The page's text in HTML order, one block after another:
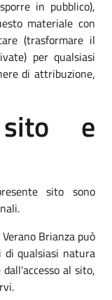
in pubblico),
materiale con
(trasformare il
per qualsiasi
di attribuzione,
e
sito sono
Brianza può
di qualsiasi natura
al sito,